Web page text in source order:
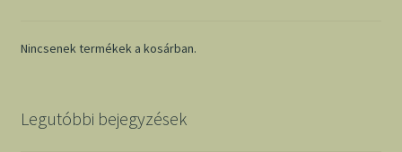
Nincsenek termékek a kosárban.
Legutóbbi bejegyzések